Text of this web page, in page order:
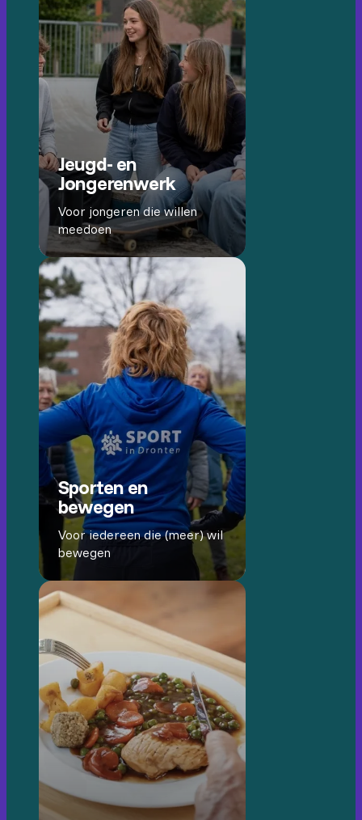
Jeugd- en
Jongerenwerk
Voor jongeren die willen
meedoen
Sporten en
bewegen
Voor iedereen die (meer) wil
bewegen